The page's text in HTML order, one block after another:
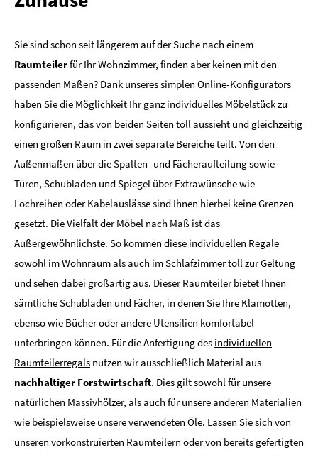
Sie sind schon seit längerem auf der Suche nach einem
Raumteilerfür Ihr Wohnzimmer, finden aber keinen mit den
passenden Maßen? Dank unseres simplen Online-Konfigurators
haben Sie die Möglichkeit Ihr ganz individuelles Möbelstück zu
konfigurieren, das von beiden Seiten toll aussieht und gleichzeitig
einen großen Raum in zwei separate Bereiche teilt. Von den
Außenmaßen über die Spalten- und Fächeraufteilung sowie
Türen, Schubladen und Spiegel über Extrawünsche wie
Lochreihen oder Kabelauslässe sind Ihnen hierbei keine Grenzen
gesetzt. Die Vielfalt der Möbel nach Maß ist das
Außergewöhnlichste. So kommen diese individuellen Regale
sowohl im Wohnraum als auch im Schlafzimmer toll zur Geltung
und sehen dabei großartig aus. Dieser Raumteiler bietet Ihnen
sämtliche Schubladen und Fächer, in denen Sie Ihre Klamotten,
ebenso wie Bücher oder andere Utensilien komfortabel
unterbringen können. Für die Anfertigung des individuellen
Raumteilerregals nutzen wir ausschließlich Material aus
nachhaltiger Forstwirtschaft. Dies gilt sowohl für unsere
natürlichen Massivhölzer, als auch für unsere anderen Materialien
wie beispielsweise unsere verwendeten Öle. Lassen Sie sich von
unseren vorkonstruierten Raumteilern oder von bereits gefertigten